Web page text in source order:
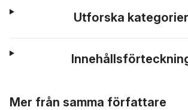
Utforska kategorier
Mer från samma författare